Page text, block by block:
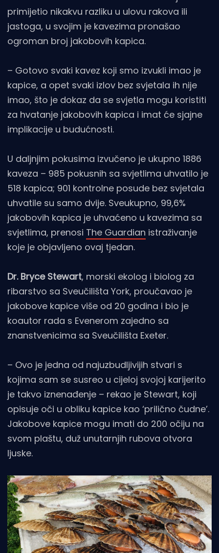
primijetio nikakvu razliku u ulovu rakova ili
jastoga, u svojim je kavezima pronašao
ogroman broj jakobovih kapica.
– Gotovo svaki kavez koji smo izvukli imao je
kapice, a opet svaki izlov bez svjetala ih nije
imao, što je dokaz da se svjetla mogu koristiti
za hvatanje jakobovih kapica i imat će sjajne
implikacije u budućnosti.
U daljnjim pokusima izvučeno je ukupno 1886
kaveza – 985 pokusnih sa svjetlima uhvatilo je
518 kapica; 901 kontrolne posude bez svjetala
uhvatile su samo dvije. Sveukupno, 99,6%
jakobovih kapica je uhvaćeno u kavezima sa
svjetlima, prenosi The Guardian istraživanje
koje je objavljeno ovaj tjedan.
Dr. Bryce Stewart, morski ekolog i biolog za
ribarstvo sa Sveučilišta York, proučavao je
jakobove kapice više od 20 godina i bio je
koautor rada s Evenerom zajedno sa
znanstvenicima sa Sveučilišta Exeter.
– Ovo je jedna od najuzbudljivijih stvari s
kojima sam se susreo u cijeloj svojoj karijerito
je takvo iznenađenje – rekao je Stewart, koji
opisuje oči u obliku kapice kao ‘prilično čudne’.
Jakobove kapice mogu imati do 200 očiju na
svom plaštu, duž unutarnjih rubova otvora
ljuske.